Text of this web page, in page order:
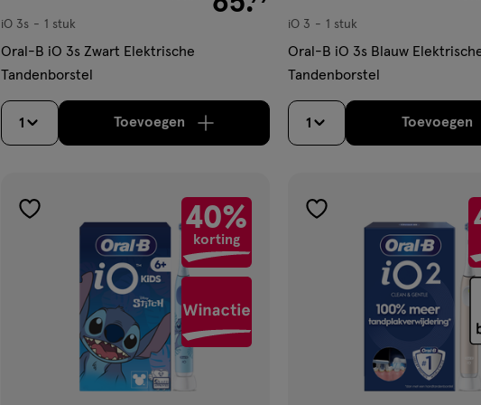
iO
3s,
iO 3s 1 stuk
Oral-B iO 3s Zwart Elektrische
Tandenborstel
1 Toevoegenverhoog aantal met één, Limiet bereikt.Je kan
iO
3,
iO 3 1 stuk
Oral-B iO 3s Blauw
Tandenborstel
1 Toevoegen
40%
korting
toevoegen
toevoegen
verlanglijst